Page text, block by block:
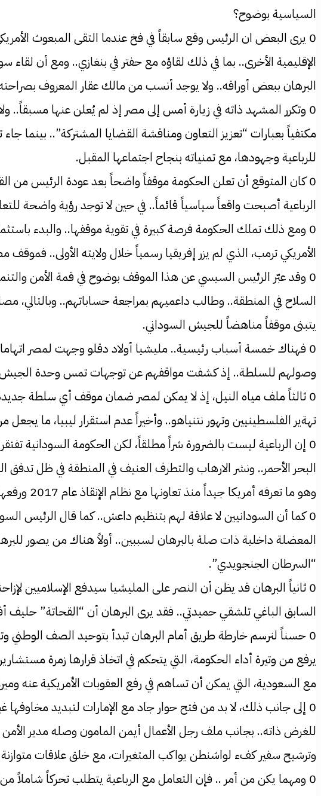
السياسية بوضوح؟
0 يرى البعض ان الرئيس وقع سابقاً في فخ عندما التقى المبعوث
الإقليمية الأخرى.. بما في ذلك لقاؤه مع حفتر في بنغازي.. ومع أن
البرهان ببعض أوراقه.. ولا يوجد أنسب من مالك عقار المعروف بصراحته
0 وتكرر المشهد ذاته في زيارة أمس إلى مصر إذ لم يُعلن عنها مسبقاً..
مكتفياً بعبارات “تعزيز التعاون ومناقشة القضايا المشتركة”.. بينما
للرباعية وجهودها، مع تمنياته بنجاح اجتماعها المقبل.
0 كان المتوقع أن تعلن الحكومة موقفاً واضحاً بعد عودة الرئيس من
الرباعية أصبحت واقعاً سياسياً قائماً.. في حين لا توجد رؤية واضحة
0 ومع ذلك تملك الحكومة فرصة كبيرة في تقوية موقفها.. والبدء
الأمريكي ترمب، الذي لم يزر إفريقيا رسمياً خلال ولايته الأولى..
السلاح في المنطقة.. وطالب داعميهم بمراجعة حساباتهم.. وبالتالي،
يتبنى موقفاً مناهضاً للجيش السوداني.
0 فهناك خمسة أسباب رئيسية.. مليشيا أولاد دقلو وجهت لمصر
وصولهم للسلطة.. إذ كشفت مواقفهم عن توجهات تمس وحدة الجيش
0 ثالثاً ملف مياه النيل، إذ لا يمكن لمصر ضمان موقف أي سلطة
تهةير الفلسطينيين وتهور نتنياهو.. وأخيراً عدم استقرار ليبيا، ما
0 إن الرباعية ليست بالضرورة شراً مطلقاً، لكن الحكومة السودانية
البحر الأحمر.. ونشر الارهاب والتطرف العنيف في المنطقة في ظل تدفق
وهو ما تعرفه أمريكا جيداً منذ تعاونها مع نظام الإنقاذ عام 2017 ورفعها الحظر الاقتصادي وبدء مفاوضات لرفع اسم السودان من قائمة الإرهاب.
0 كما أن السودانيين لا علاقة لهم بتنظيم داعش.. كما قال الرئيس
المعضلة داخلية ذات صلة بالبرهان لسببين.. أولاً هناك من يصور
“السرطان الجنجويدي”.
0 ثانياً البرهان قد يظن أن النصر على المليشيا سيدفع الإسلاميين
السابق الباغي تلشقي حميدتي.. فقد يرى البرهان أن “القحاتة”
0 حسناً لنرسم خارطة طريق أمام البرهان تبدأ بتوحيد الصف
يرفع من وتيرة أداء الحكومة، التي يتحكم في اتخاذ قرارها زمرة
مع السعودية، التي يمكن أن تساهم في رفع العقوبات الأمريكية عنه
0 إلى جانب ذلك، لا بد من فتح حوار جاد مع الإمارات لتبديد مخاوفها
للغرض ذاته.. بجانب ملف رجل الأعمال أيمن المامون وصله مدير
وترشيح سفير كفء لواشنطن يواكب المتغيرات، مع خلق علاقات
0 ومهما يكن من أمر .. فإن التعامل مع الرباعية يتطلب تحركاً شاملاً من كل مؤسسات الدولة.. وفي مقدمتها جهاز المخابرات، وان يستصحب البرهان رأي اهل السودان.